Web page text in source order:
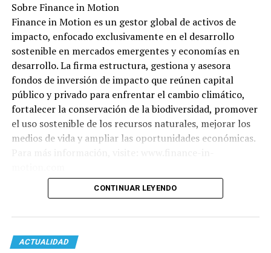
Sobre Finance in Motion
Finance in Motion es un gestor global de activos de
impacto, enfocado exclusivamente en el desarrollo
sostenible en mercados emergentes y economías en
desarrollo. La firma estructura, gestiona y asesora
fondos de inversión de impacto que reúnen capital
público y privado para enfrentar el cambio climático,
fortalecer la conservación de la biodiversidad, promover
el uso sostenible de los recursos naturales, mejorar los
medios de vida y ampliar las oportunidades económicas.
CONTINUAR LEYENDO
ACTUALIDAD